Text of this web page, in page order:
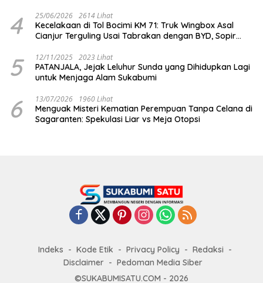
4 25/06/2026 2614 Lihat
Kecelakaan di Tol Bocimi KM 71: Truk Wingbox Asal
Cianjur Terguling Usai Tabrakan dengan BYD, Sopir
5 12/11/2025 2023 Lihat
PATANJALA, Jejak Leluhur Sunda yang Dihidupkan Lagi
untuk Menjaga Alam Sukabumi
6 13/07/2026 1960 Lihat
Menguak Misteri Kematian Perempuan Tanpa Celana di
Sagaranten: Spekulasi Liar vs Meja Otopsi
Indeks Kode Etik Privacy Policy
Redaksi
Disclaimer
Pedoman Media Siber
©SUKABUMISATU.COM - 2026